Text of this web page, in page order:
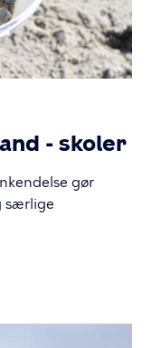
- skoler
gør
særlige